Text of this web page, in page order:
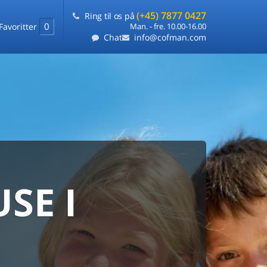
Favoritter 0
Ring til os på (+45) 7877 0427
Man. - fre. 10.00-16.00
Chat info@cofman.com
I
laveste pris
ét sted